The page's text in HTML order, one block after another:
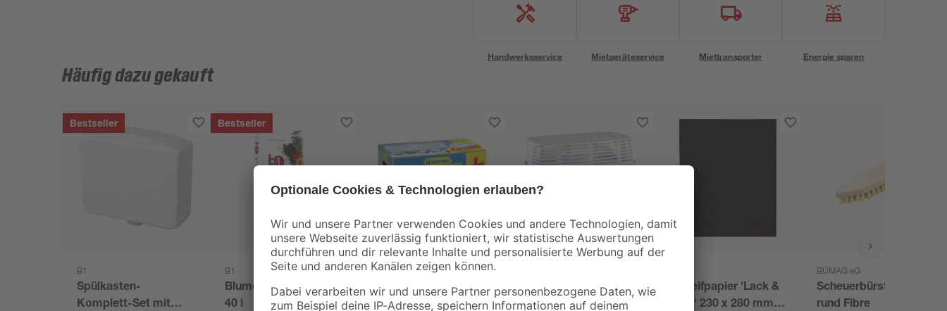
Handwerksservice Mietgeräteservice Miettransporter Energie sparen
Häufig dazu gekauft
Bestseller
B1
Spülkasten-
Komplett-Set mit
Bestseller
B1
Blumenerde torffrei
40 l
Humydry
Nachfüllpackungen
für Raumentfeuchter
Raumentfeuchter
'Premium'
Schleifpapier 'Lack &
Auto' 230 x 280 mm
BÜMAG eG
Scheuerbürste spitz
rund Fibre